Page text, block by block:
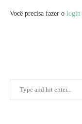
Você precisa fazer o login